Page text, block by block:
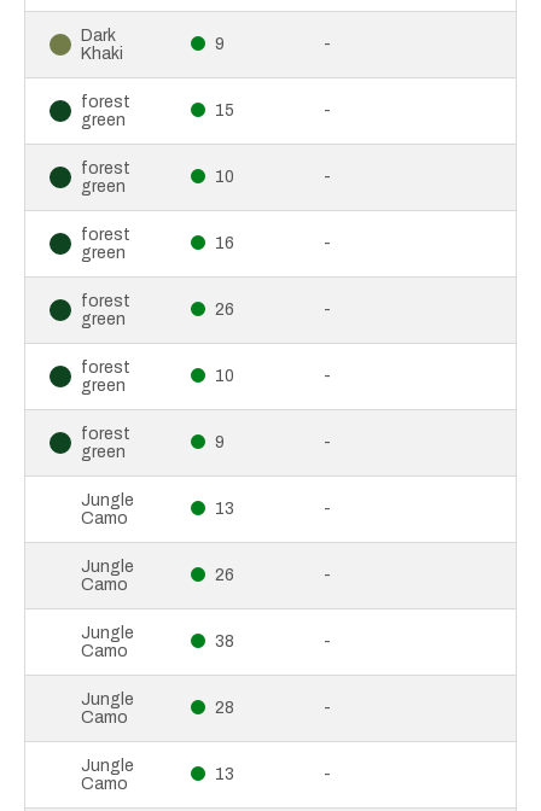
Dark
Khaki
9 -
forest
green
15 -
forest
green
10 -
forest
green
16 -
forest
green
26 -
forest
green
10 -
forest
green
9 -
Jungle
Camo
13 -
Jungle
Camo
26 -
Jungle
Camo
38 -
Jungle
Camo
28 -
Jungle
Camo
13 -